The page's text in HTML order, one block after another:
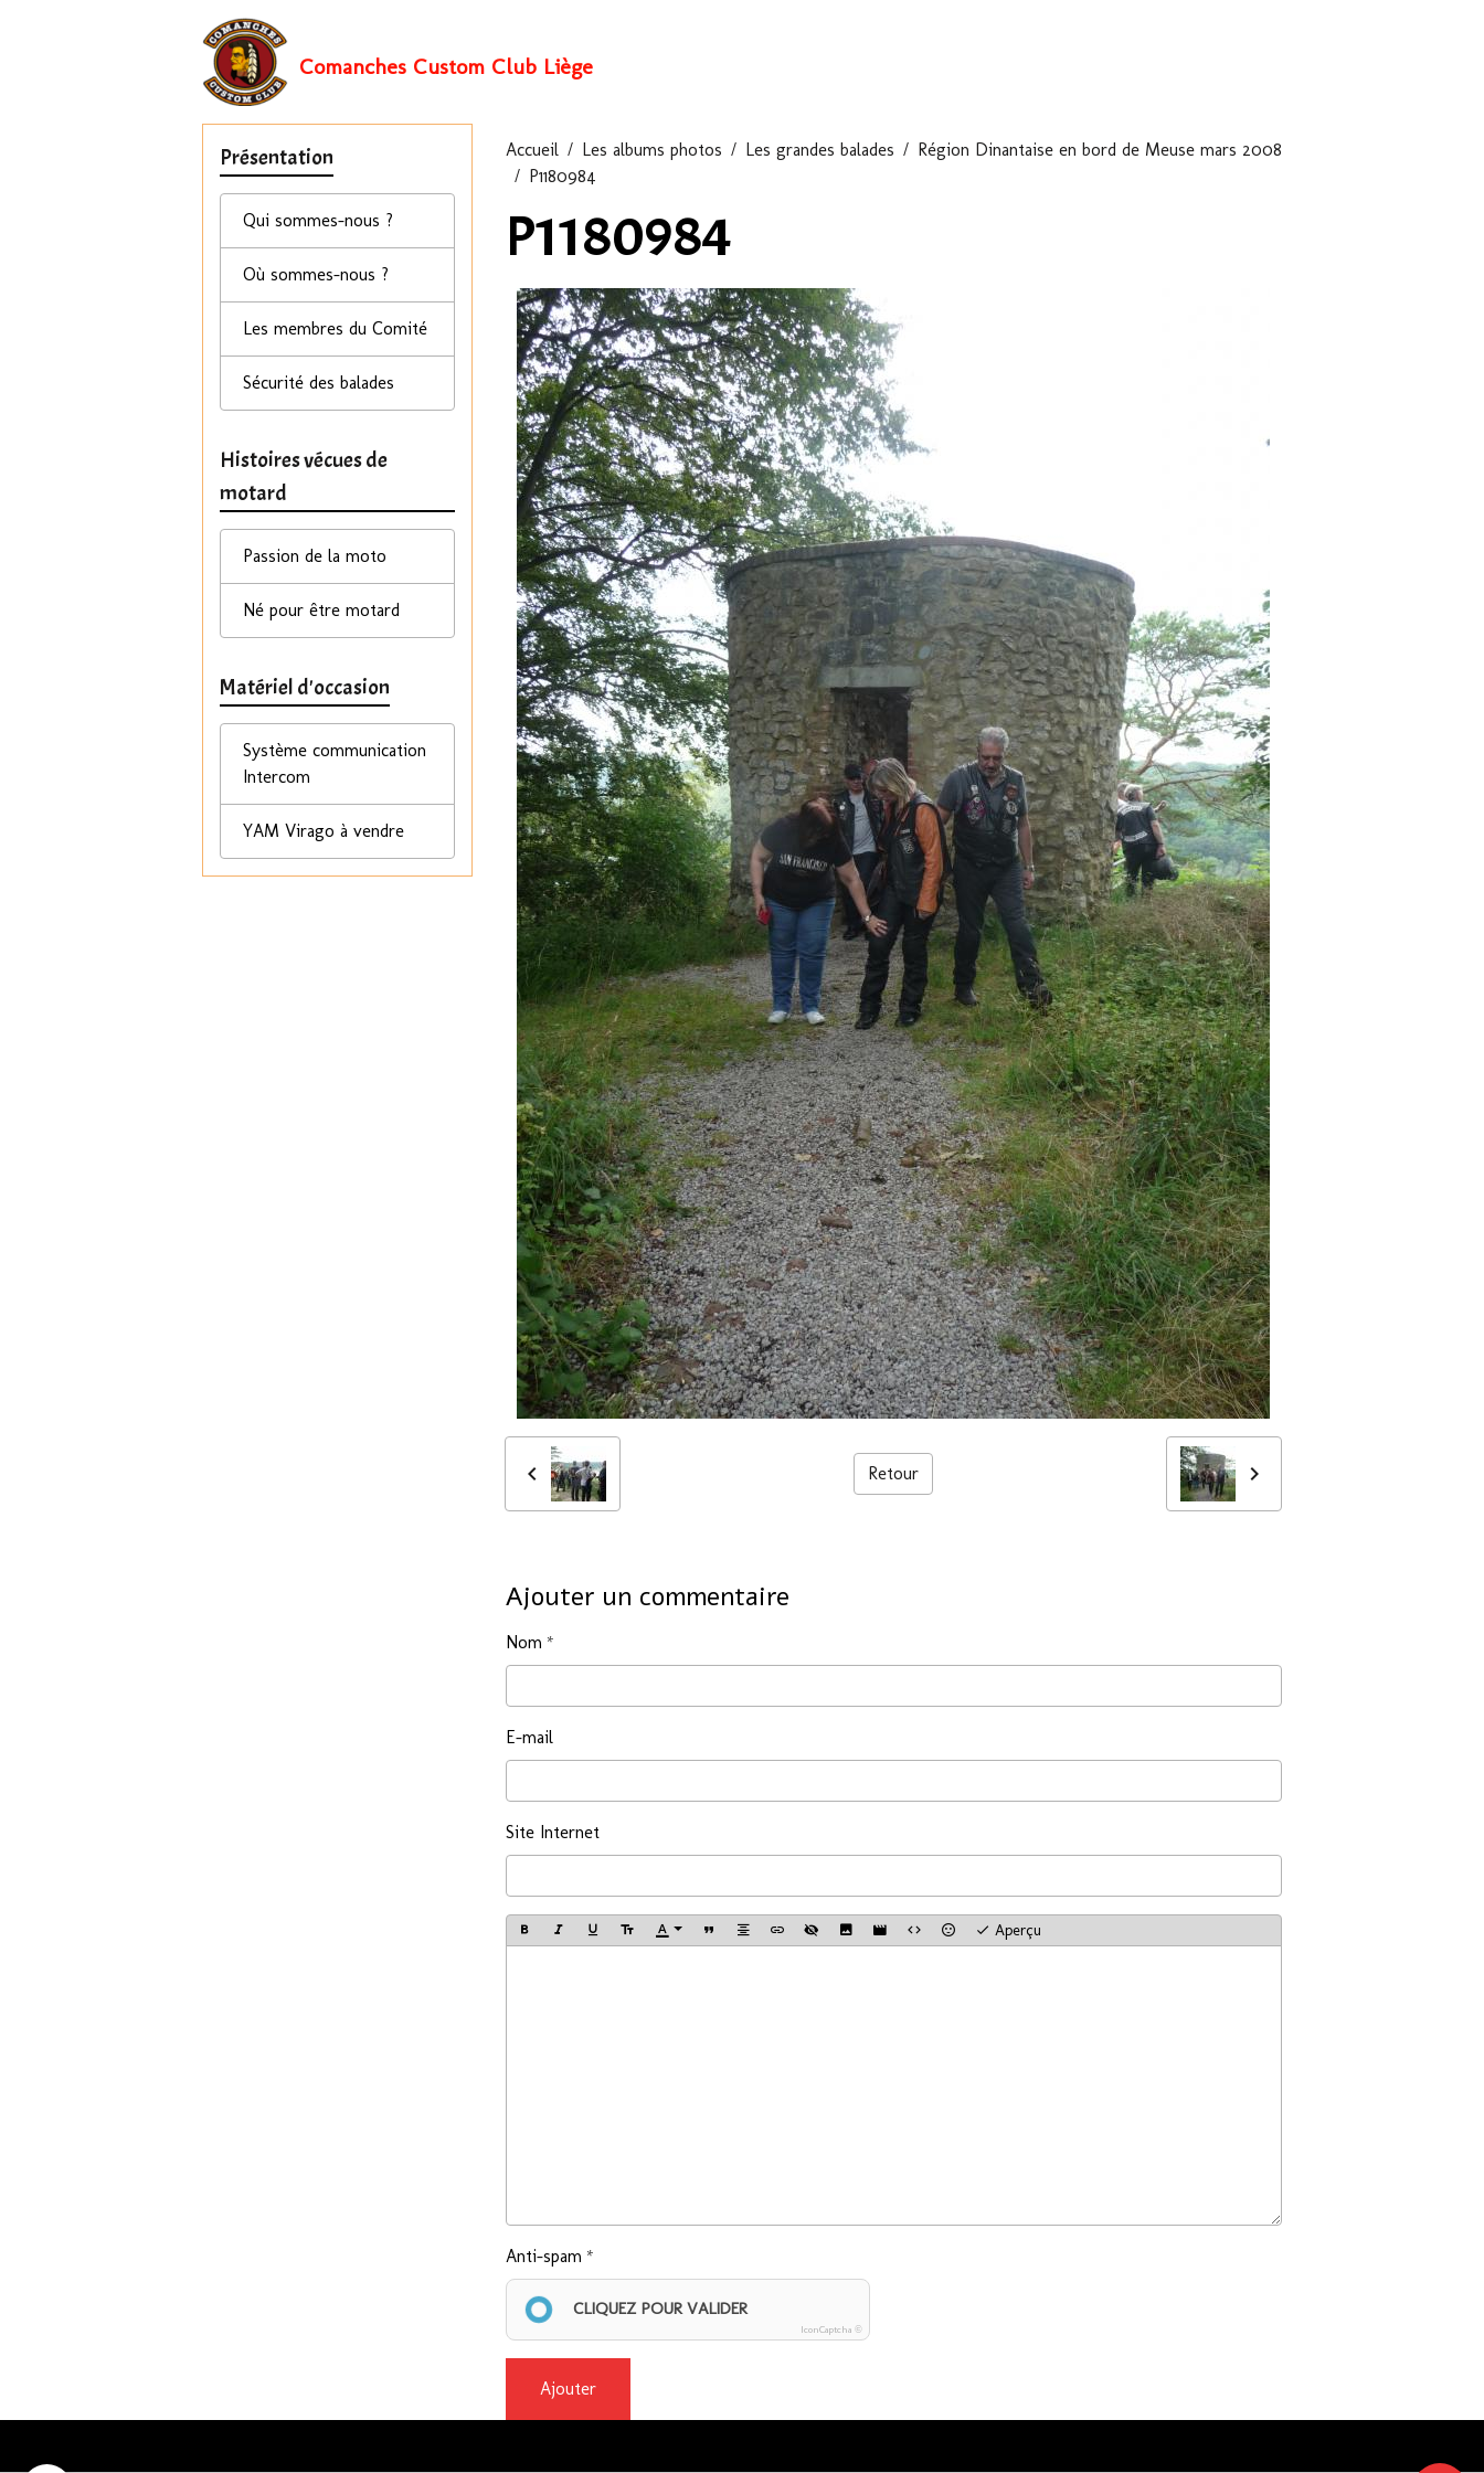
Comanches Custom Club Liège
Accueil Les albums photos Les grandes balades
Région Dinantaise en bord de Meuse mars 2008
P1180984
P1180984
Retour
Ajouter un commentaire
Nom
E-mail
Site Internet
Aperçu
Anti-spam
CLIQUEZ POUR VALIDER
IconCaptcha ©
Ajouter
Présentation
Qui sommes-nous ?
Où sommes-nous ?
Les membres du Comité
Sécurité des balades
Histoires vécues de
motard
Passion de la moto
Né pour être motard
Matériel d'occasion
Système communication
Intercom
YAM Virago à vendre